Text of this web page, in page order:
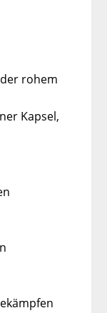
rohem
Kapsel,